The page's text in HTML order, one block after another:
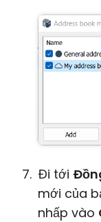
Đi tới
mới của
nhấp vào